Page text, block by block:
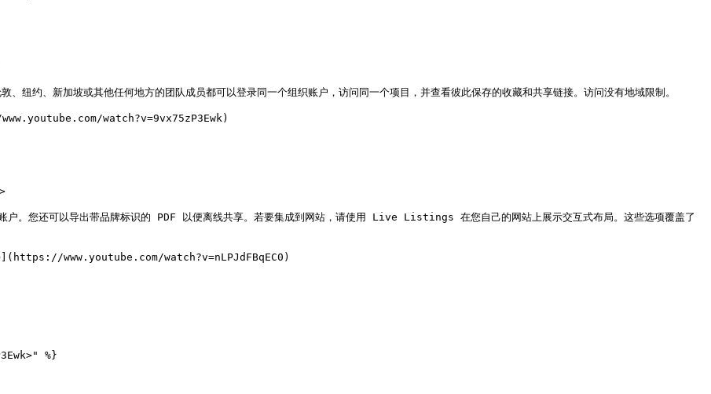
约、新加坡或其他任何地方的团队成员都可以登录同一个组织账户，访问同一个项目，并查看彼此保存的收藏和共享链接。访问没有地域限制。
watch?v=9vx75zP3Ewk)
。您还可以导出带品牌标识的 PDF 以便离线共享。若要集成到网站，请使用 Live Listings 在您自己的网站上展示交互式布局。这些选项覆盖了
](https://www.youtube.com/watch?v=nLPJdFBqEC0)